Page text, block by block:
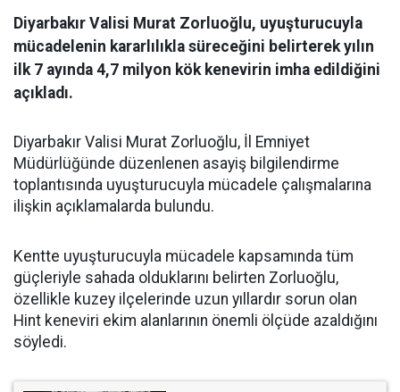
Diyarbakır Valisi Murat Zorluoğlu, uyuşturucuyla
mücadelenin kararlılıkla süreceğini belirterek yılın
ilk 7 ayında 4,7 milyon kök kenevirin imha edildiğini
açıkladı.
Diyarbakır Valisi Murat Zorluoğlu, İl Emniyet
Müdürlüğünde düzenlenen asayiş bilgilendirme
toplantısında uyuşturucuyla mücadele çalışmalarına
ilişkin açıklamalarda bulundu.
Kentte uyuşturucuyla mücadele kapsamında tüm
güçleriyle sahada olduklarını belirten Zorluoğlu,
özellikle kuzey ilçelerinde uzun yıllardır sorun olan
Hint keneviri ekim alanlarının önemli ölçüde azaldığını
söyledi.